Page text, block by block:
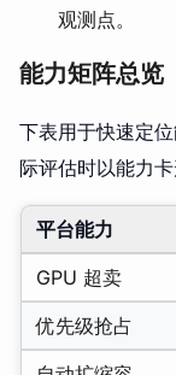
观测点。
能力矩阵总览
下表用于快速定
际评估时以能力卡
平台能力
GPU 超卖
优先级抢占